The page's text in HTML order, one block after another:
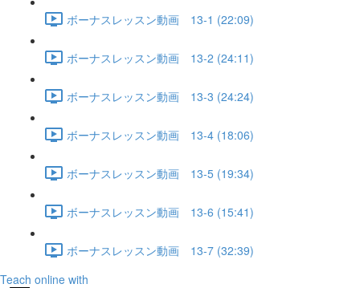
ボーナスレッスン動画 13-1 (22:09)
ボーナスレッスン動画 13-2 (24:11)
ボーナスレッスン動画 13-3 (24:24)
ボーナスレッスン動画 13-4 (18:06)
ボーナスレッスン動画 13-5 (19:34)
ボーナスレッスン動画 13-6 (15:41)
ボーナスレッスン動画 13-7 (32:39)
Teach online with